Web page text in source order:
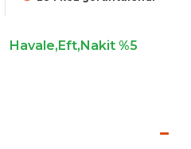
Havale,Eft,Nakit %5